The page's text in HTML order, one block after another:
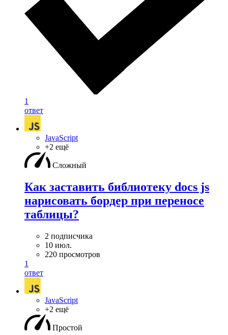
1
ответ
JavaScript
+2 ещё
Сложный
Как заставить библиотеку docs js
нарисовать бордер при переносе
таблицы?
2 подписчика
10 июл.
220 просмотров
1
ответ
JavaScript
+2 ещё
Простой